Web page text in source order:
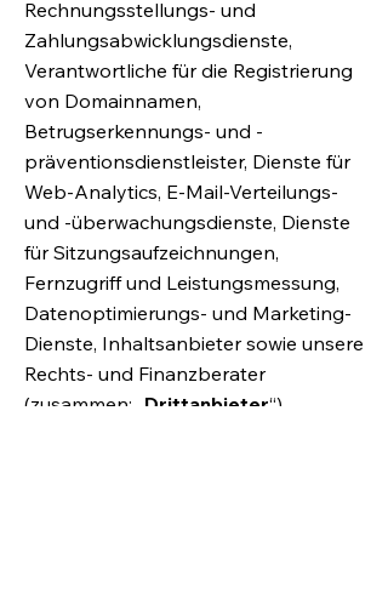
Rechnungsstellungs- und
Zahlungsabwicklungsdienste,
Verantwortliche für die Registrierung
von Domainnamen,
Betrugserkennungs- und -
präventionsdienstleister, Dienste für
Web-Analytics, E-Mail-Verteilungs-
und -überwachungsdienste, Dienste
für Sitzungsaufzeichnungen,
Fernzugriff und Leistungsmessung,
Datenoptimierungs- und Marketing-
Dienste, Inhaltsanbieter sowie unsere
Rechts- und Finanzberater
(zusammen: „ Drittanbieter“).